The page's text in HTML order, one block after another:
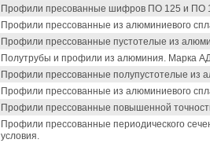
Профили пресованные шифров ПО 125 и ПО
Профили прессованные из алюминиевого
Профили прессованные пустотелые из
Полутрубы и профили из алюминия. Марка
Профили прессованные полупустотелые из
Профили прессованные из алюминиевого
Профили прессованные повышенной
Профили прессованные периодического
условия.